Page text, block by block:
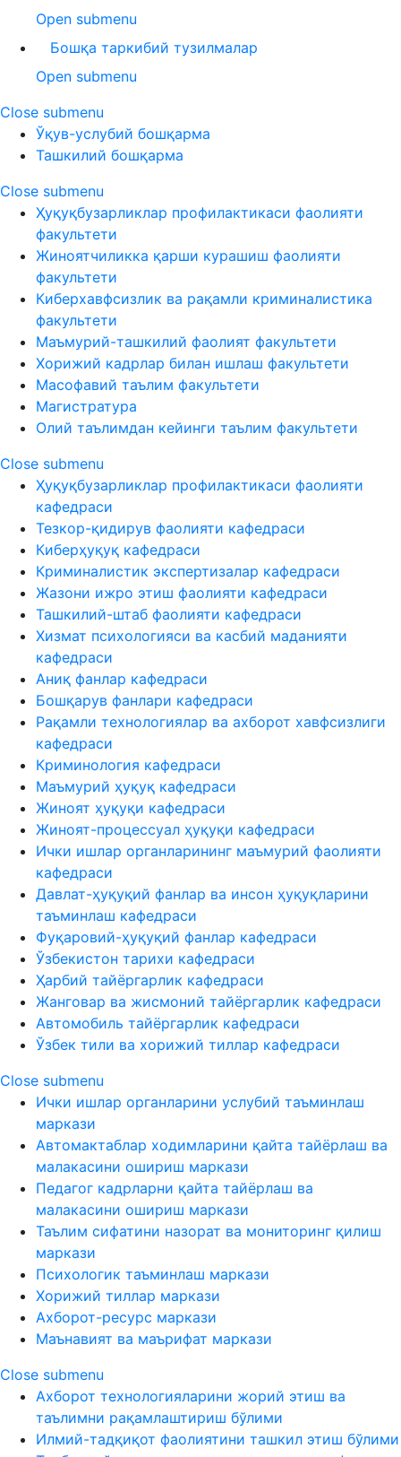
Open submenu
Бошқа таркибий тузилмалар
Open submenu
Close submenu
Ўқув-услубий бошқарма
Ташкилий бошқарма
Close submenu
Ҳуқуқбузарликлар профилактикаси фаолияти
факультети
Жиноятчиликка қарши курашиш фаолияти
факультети
Киберхавфсизлик ва рақамли криминалистика
факультети
Маъмурий-ташкилий фаолият факультети
Хорижий кадрлар билан ишлаш факультети
Масофавий таълим факультети
Магистратура
Олий таълимдан кейинги таълим факультети
Close submenu
Ҳуқуқбузарликлар профилактикаси фаолияти
кафедраси
Тезкор-қидирув фаолияти кафедраси
Киберҳуқуқ кафедраси
Криминалистик экспертизалар кафедраси
Жазони ижро этиш фаолияти кафедраси
Ташкилий-штаб фаолияти кафедраси
Хизмат психологияси ва касбий маданияти
кафедраси
Аниқ фанлар кафедраси
Бошқарув фанлари кафедраси
Рақамли технологиялар ва ахборот хавфсизлиги
кафедраси
Криминология кафедраси
Маъмурий ҳуқуқ кафедраси
Жиноят ҳуқуқи кафедраси
Жиноят-процессуал ҳуқуқи кафедраси
Ички ишлар органларининг маъмурий фаолияти
кафедраси
Давлат-ҳуқуқий фанлар ва инсон ҳуқуқларини
таъминлаш кафедраси
Фуқаровий-ҳуқуқий фанлар кафедраси
Ўзбекистон тарихи кафедраси
Ҳарбий тайёргарлик кафедраси
Жанговар ва жисмоний тайёргарлик кафедраси
Автомобиль тайёргарлик кафедраси
Ўзбек тили ва хорижий тиллар кафедраси
Close submenu
Ички ишлар органларини услубий таъминлаш
маркази
Автомактаблар ходимларини қайта тайёрлаш ва
малакасини ошириш маркази
Педагог кадрларни қайта тайёрлаш ва
малакасини ошириш маркази
Таълим сифатини назорат ва мониторинг қилиш
маркази
Психологик таъминлаш маркази
Хорижий тиллар маркази
Ахборот-ресурс маркази
Маънавият ва маърифат маркази
Close submenu
Ахборот технологияларини жорий этиш ва
таълимни рақамлаштириш бўлими
Илмий-тадқиқот фаолиятини ташкил этиш бўлими